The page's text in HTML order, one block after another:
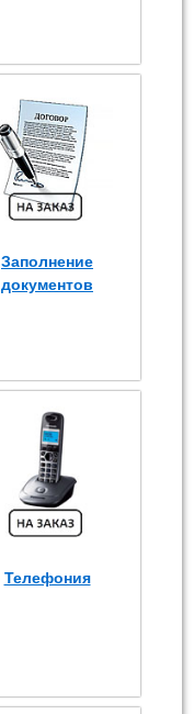
Заполнение
документов
Телефония